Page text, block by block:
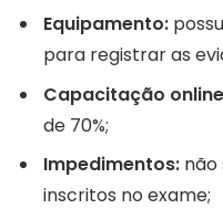
Equipamento:
para registrar as
Capacitação
de 70%;
Impedimentos: não
inscritos no exame;